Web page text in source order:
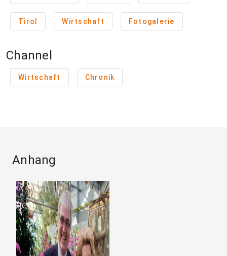
Tirol Wirtschaft Fotogalerie
Channel
Wirtschaft Chronik
Anhang